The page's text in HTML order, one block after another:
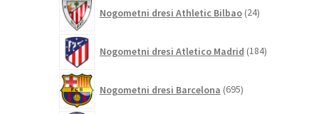
Nogometni dresi Athletic Bilbao 24izdelkov
Nogometni dresi Atletico Madrid 184izdelkov
Nogometni dresi Barcelona 695izdelkov